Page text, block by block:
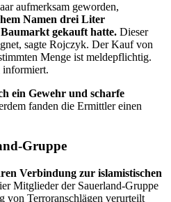
aufmerksam geworden,
Namen drei Liter
gekauft hatte. Dieser
sagte Rojczyk. Der Kauf von
Menge ist meldepflichtig.
informiert.
ein Gewehr und scharfe
fanden die Ermittler einen
Gruppe
Verbindung zur islamistischen
Mitglieder der Sauerland-Gruppe
von Terroranschlägen verurteilt